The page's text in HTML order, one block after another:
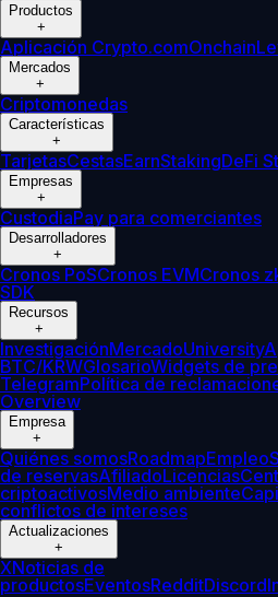
Productos
+
Aplicación Crypto.comOnchain
Mercados
+
Criptomonedas
Características
+
TarjetasCestasEarnStakingDeFi
Empresas
+
CustodiaPay para comerciantes
Desarrolladores
+
Cronos PoSCronos EVMCronos
SDK
Recursos
+
InvestigaciónMercadoUniversity
BTC/KRWGlosarioWidgets de
TelegramPolítica de
Overview
Empresa
+
Quiénes somosRoadmapEmpleo
de reservasAfiliadoLicencias
criptoactivosMedio ambiente
conflictos de intereses
Actualizaciones
+
XNoticias de
productosEventosRedditDiscord